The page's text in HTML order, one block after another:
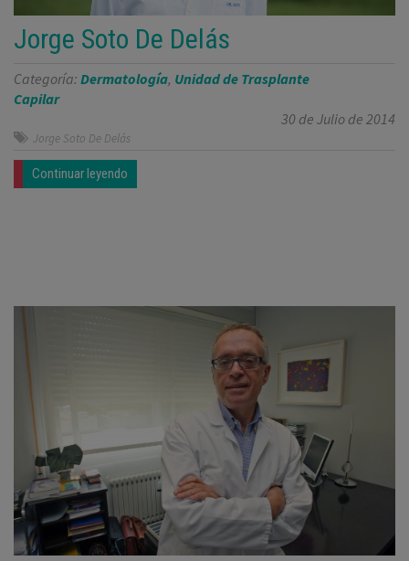
Jorge Soto De Delás
Categoría: Dermatología, Unidad de Trasplante
Capilar
30 de Julio de 2014
Jorge Soto De Delás
Continuar leyendo